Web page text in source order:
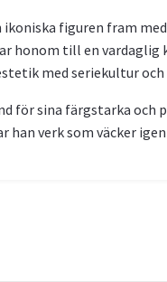
figuren fram
honom till en vardaglig
med seriekultur
för sina färgstarka
han verk som väcker